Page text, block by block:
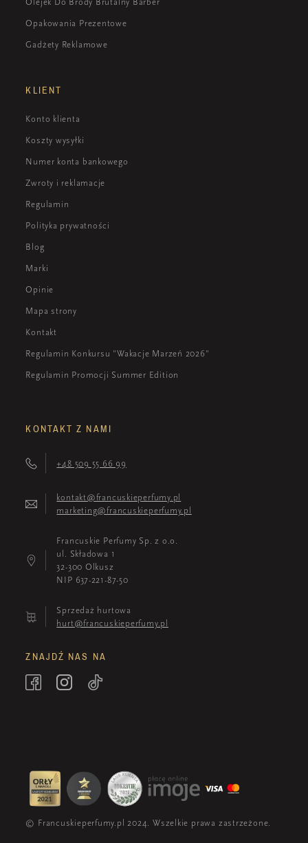
Opakowania Prezentowe
Gadżety Reklamowe
KLIENT
Konto klienta
Koszty wysyłki
Numer konta bankowego
Zwroty i reklamacje
Regulamin
Polityka prywatności
Blog
Marki
Opinie
Mapa strony
Kontakt
Regulamin Konkursu "Wakacje Marzeń 2026"
Regulamin Promocji Summer Edition
KONTAKT Z NAMI
+48 509 55 66 99
kontakt@francuskieperfumy.pl
marketing@francuskieperfumy.pl
Francuskie Perfumy Sp. z o.o.
ul. Składowa 1
32-300 Olkusz
NIP 637-221-87-50
Sprzedaż hurtowa
hurt@francuskieperfumy.pl
ZNAJDŹ NAS NA
© Francuskieperfumy.pl 2024. Wszelkie prawa zastrzeżone.